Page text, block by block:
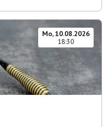
Mo, 10.08.2026
18:30